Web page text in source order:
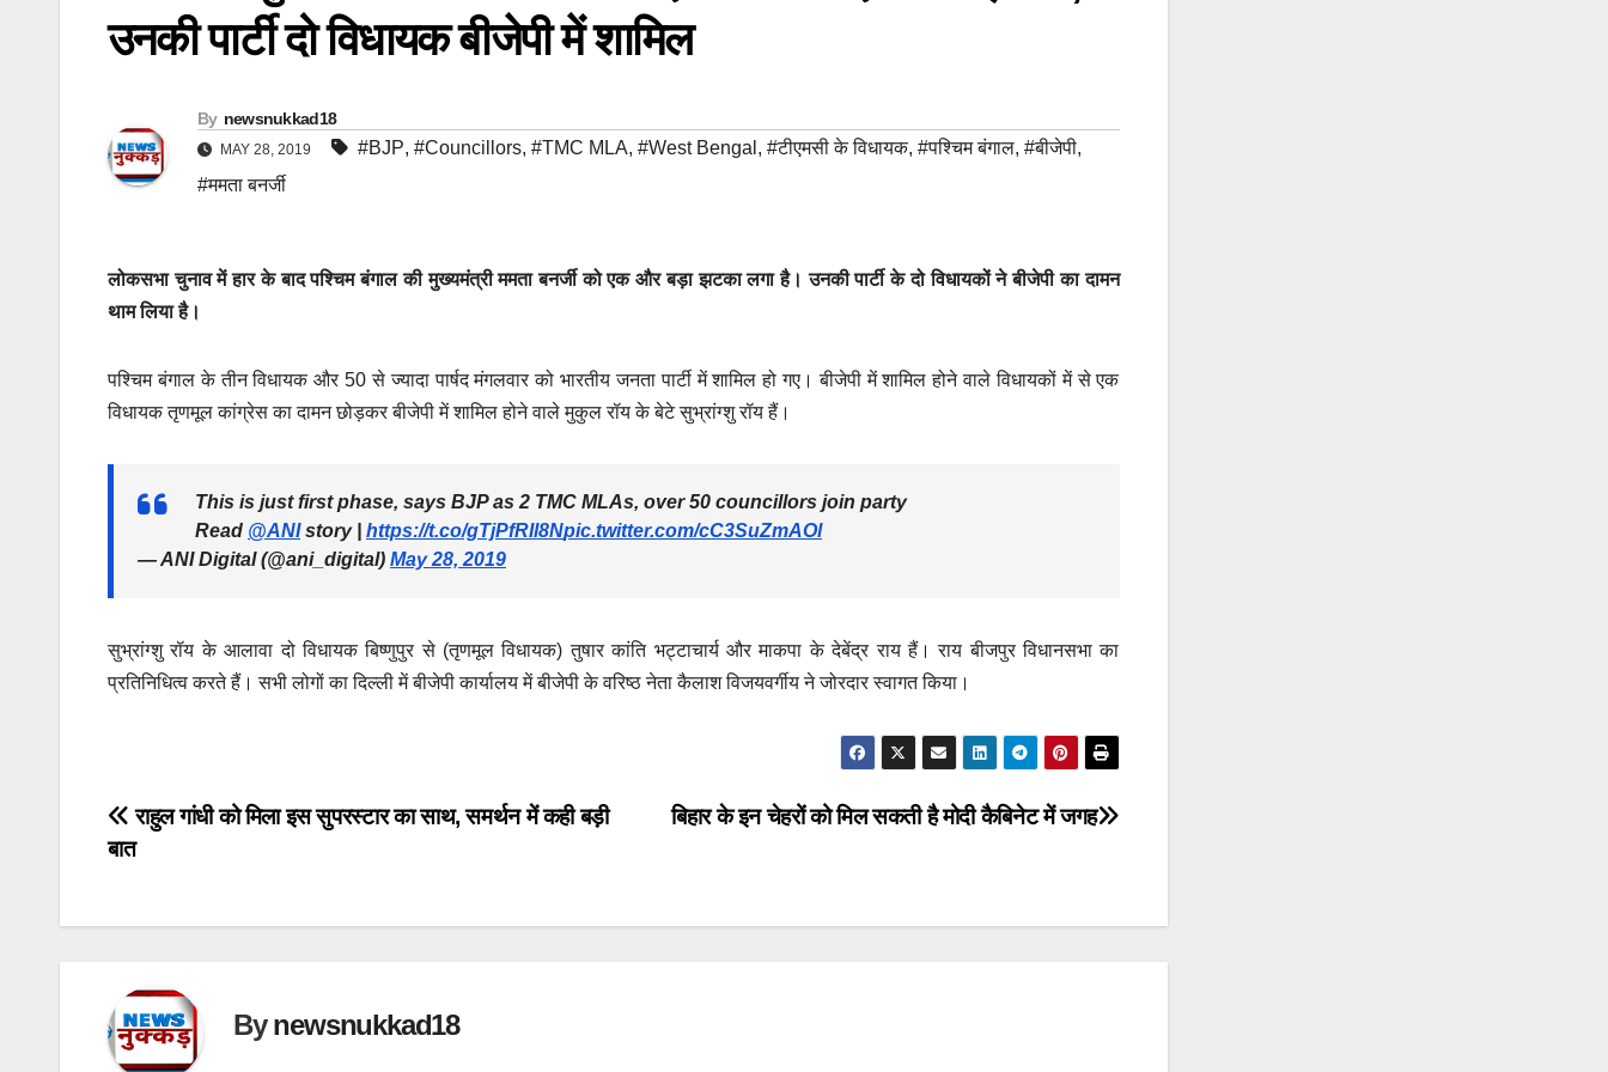
उनकी पार्टी दो विधायक बीजेपी में शामिल
By newsnukkad18
MAY 28, 2019 #BJP, #Councillors, #TMC MLA, #West Bengal , #टीएमसी के विधायक, #पश्चिम बंगाल, #बीजेपी,
#ममता बनर्जी
लोकसभा चुनाव में हार के बाद पश्चिम बंगाल की मुख्यमंत्री ममता बनर्जी को एक और बड़ा झटका लगा है। उनकी पार्टी के दो विधायकों ने बीजेपी का दामन
थाम लिया है।
पश्चिम बंगाल के तीन विधायक और 50 से ज्यादा पार्षद मंगलवार को भारतीय जनता पार्टी में शामिल हो गए। बीजेपी में शामिल होने वाले विधायकों में से एक
विधायक तृणमूल कांग्रेस का दामन छोड़कर बीजेपी में शामिल होने वाले मुकुल रॉय के बेटे सुभ्रांग्शु रॉय हैं।
This is just first phase, says BJP as 2 TMC MLAs, over 50 councillors join party
Read @ANIstory | https://t.co/gTjPfRIl8Npic.twitter.com/cC3SuZmAOl
— ANI Digital (@ani_digital) May 28, 2019
सुभ्रांग्शु रॉय के आलावा दो विधायक बिष्णुपुर से (तृणमूल विधायक) तुषार कांति भट्टाचार्य और माकपा के देबेंद्र राय हैं। राय बीजपुर विधानसभा का
प्रतिनिधित्व करते हैं। सभी लोगों का दिल्ली में बीजेपी कार्यालय में बीजेपी के वरिष्ठ नेता कैलाश विजयवर्गीय ने जोरदार स्वागत किया।
Post
बिहार के इन चेहरों को मिल सकती है मोदी कैबिनेट में जगह
राहुल गांधी को मिला इस सुपरस्टार का साथ, समर्थन में कही बड़ी
बात
Bynewsnukkad18